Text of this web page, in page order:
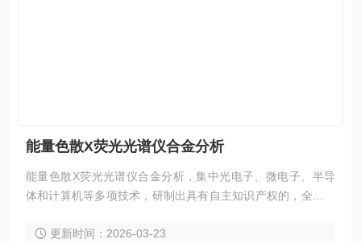
能量色散X荧光光谱仪合金分析
能量色散X荧光光谱仪合金分析，集中光电子、微电子、半导
体和计算机等多项技术，研制出具有自主知识产权的，全新一
仪是使用全新大屏高分辨率液晶 显示屏及新型数字多道数据处
更新时间：2026-03-23